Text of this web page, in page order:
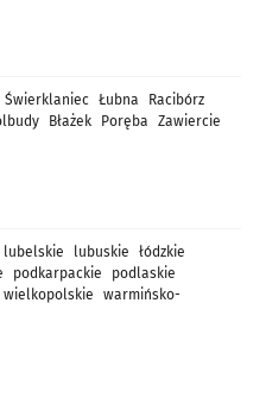
Świerklaniec Łubna
Racibórz
Błażek Poręba
Zawiercie
lubelskie lubuskie
łódzkie
podkarpackie
podlaskie
wielkopolskie
warmińsko-